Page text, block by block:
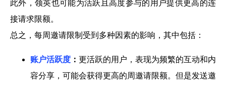
此外，领英也可能为活跃且高度参与的用户提供更高的连
接请求限额。
总之，每周邀请限制受到多种因素的影响，其中包括：
账户活跃度 ： 更活跃的用户，表现为频繁的互动和内
容分享，可能会获得更高的周邀请限额。但是发送邀